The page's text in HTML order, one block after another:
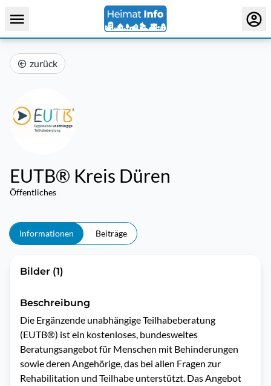
zurück
EUTB® Kreis Düren
Öffentliches
Informationen Beiträge
Bilder (1)
Beschreibung
Die Ergänzende unabhängige Teilhabeberatung
(EUTB®) ist ein kostenloses, bundesweites
Beratungsangebot für Menschen mit Behinderungen
sowie deren Angehörige, das bei allen Fragen zur
Rehabilitation und Teilhabe unterstützt. Das Angebot